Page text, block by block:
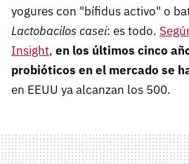
yogures con "bífidus activo" o
Lactobacilos casei: es todo.
Insight, en los últimos cinco
probióticos en el mercado se
en EEUU ya alcanzan los 500.